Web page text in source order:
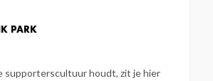
PARK
supporterscultuur houdt, zit je hier